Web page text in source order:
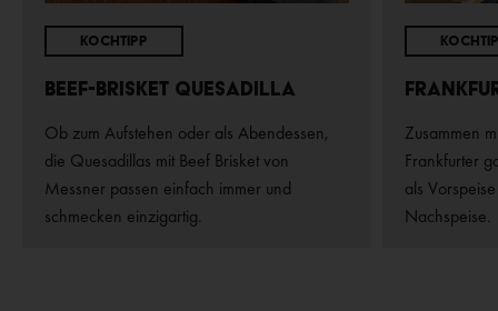
Kochtipp
Beef-Brisket Quesadilla
Ob zum Aufstehen oder als Abendessen,
die Quesadillas mit Beef Brisket von
Messner passen einfach immer und
schmecken einzigartig.
Zusammen
Frankfurter
als
Nachspeise.